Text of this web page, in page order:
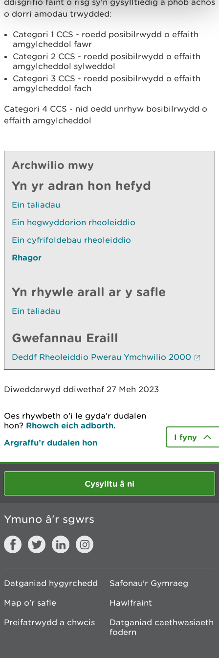
ddisgrifio faint o risg sy'n gysylltiedig â phob achos
o dorri amodau trwydded:
Categori 1 CCS - roedd posibilrwydd o effaith
amgylcheddol fawr
Categori 2 CCS - roedd posibilrwydd o effaith
amgylcheddol sylweddol
Categori 3 CCS - roedd posibilrwydd o effaith
amgylcheddol fach
Categori 4 CCS - nid oedd unrhyw bosibilrwydd o
effaith amgylcheddol
Archwilio mwy
Yn yr adran hon hefyd
Ein taliadau
Ein hegwyddorion rheoleiddio
Ein cyfrifoldebau rheoleiddio
Rhagor
Yn rhywle arall ar y safle
Ein taliadau
Gwefannau Eraill
Deddf Rheoleiddio Pwerau Ymchwilio 2000
Diweddarwyd ddiwethaf 27 Meh 2023
Oes rhywbeth o’i le gyda’r dudalen
hon? Rhowch eich adborth.
Argraffu’r dudalen hon
I fyny
Cysylltu â ni
Ymuno â'r sgwrs
Datganiad hygyrchedd
Safonau'r Gymraeg
Map o'r safle
Hawlfraint
Preifatrwydd a chwcis
Datganiad caethwasiaeth
fodern